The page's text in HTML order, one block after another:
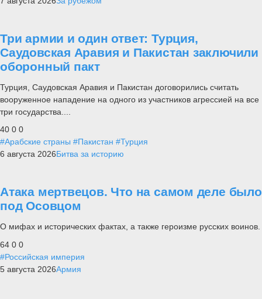
Три армии и один ответ: Турция,
Саудовская Аравия и Пакистан заключили
оборонный пакт
Турция, Саудовская Аравия и Пакистан договорились считать
вооруженное нападение на одного из участников агрессией на все
три государства....
40 0 0
#Арабские страны #Пакистан #Турция
6 августа 2026Битва за историю
Атака мертвецов. Что на самом деле было
под Осовцом
О мифах и исторических фактах, а также героизме русских воинов.
64 0 0
#Российская империя
5 августа 2026Армия